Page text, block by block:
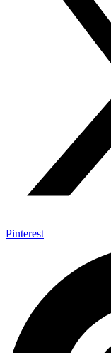
Pinterest